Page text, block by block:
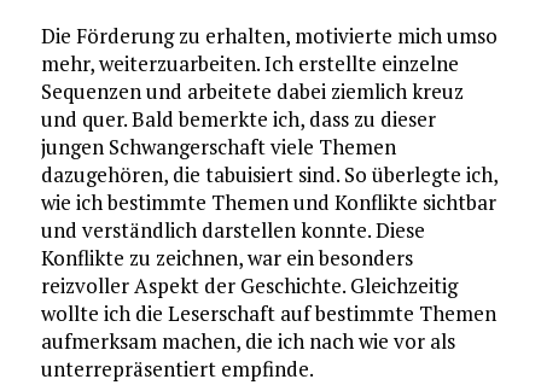
Die Förderung zu erhalten, motivierte mich umso
mehr, weiterzuarbeiten. Ich erstellte einzelne
Sequenzen und arbeitete dabei ziemlich kreuz
und quer. Bald bemerkte ich, dass zu dieser
jungen Schwangerschaft viele Themen
dazugehören, die tabuisiert sind. So überlegte ich,
wie ich bestimmte Themen und Konflikte sichtbar
und verständlich darstellen konnte. Diese
Konflikte zu zeichnen, war ein besonders
reizvoller Aspekt der Geschichte. Gleichzeitig
wollte ich die Leserschaft auf bestimmte Themen
aufmerksam machen, die ich nach wie vor als
unterrepräsentiert empfinde.